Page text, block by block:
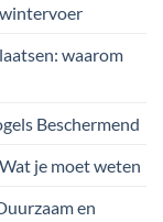
waarom
Beschermend
je moet weten
en